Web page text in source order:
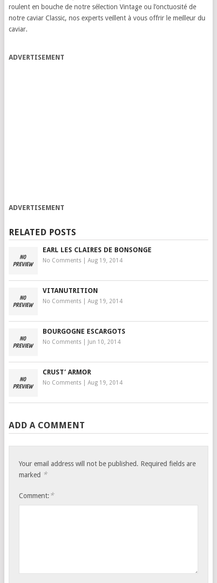
roulent en bouche de notre sélection Vintage ou l’onctuosité de
notre caviar Classic, nos experts veillent à vous offrir le meilleur du
caviar.
ADVERTISEMENT
ADVERTISEMENT
RELATED POSTS
EARL LES CLAIRES DE BONSONGE
No Comments| Aug 19, 2014
VITANUTRITION
No Comments| Aug 19, 2014
BOURGOGNE ESCARGOTS
No Comments| Jun 10, 2014
CRUST’ ARMOR
No Comments| Aug 19, 2014
ADD A COMMENT
Your email address will not be published. Required fields are
marked *
Comment: *